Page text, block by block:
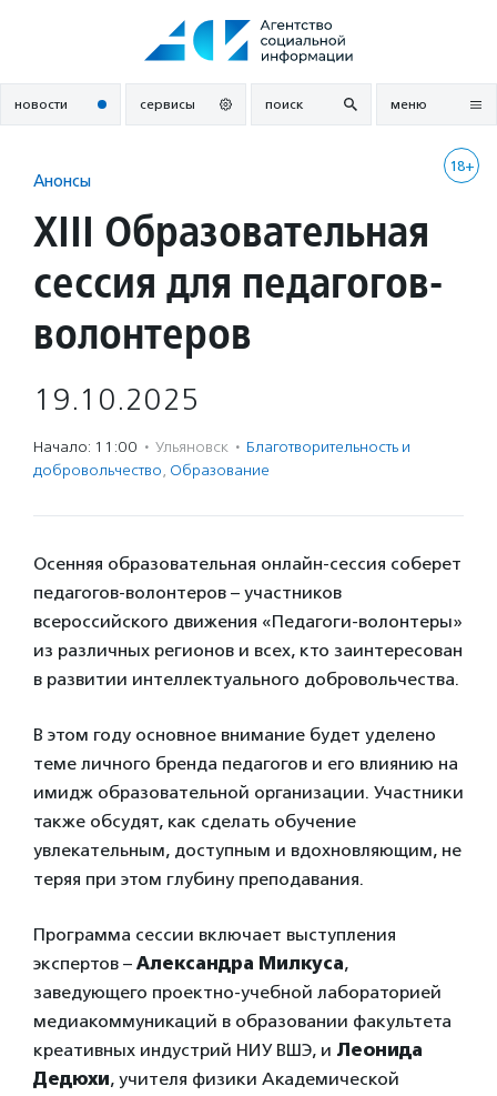
новости сервисы поиск меню
18+
Анонсы
XIII Образовательная
сессия для педагогов-
волонтеров
19.10.2025
Начало: 11:00 · Ульяновск · Благотвори­тель­ность и
доброволь­чест­во, Образование
Осенняя образовательная онлайн-сессия соберет
педагогов-волонтеров – участников
всероссийского движения «Педагоги-волонтеры»
из различных регионов и всех, кто заинтересован
в развитии интеллектуального добровольчества.
В этом году основное внимание будет уделено
теме личного бренда педагогов и его влиянию на
имидж образовательной организации. Участники
также обсудят, как сделать обучение
увлекательным, доступным и вдохновляющим, не
теряя при этом глубину преподавания.
Программа сессии включает выступления
экспертов – Александра Милкуса,
заведующего проектно-учебной лабораторией
медиакоммуникаций в образовании факультета
креативных индустрий НИУ ВШЭ, и Леонида
Дедюхи, учителя физики Академической